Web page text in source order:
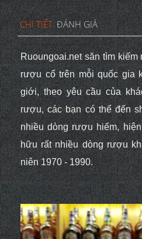
CHI TIẾT ĐÁNH GIÁ
Ruoungoai.net săn tìm
rượu cổ trên mỗi quốc gia
giới, theo yêu cầu của
rượu, các bạn có thể đến
nhiều dòng rượu hiếm,
hữu rất nhiều dòng rượu
niên 1970 - 1990.